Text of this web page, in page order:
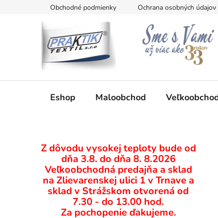
Obchodné podmienky Ochrana osobných údajov
Eshop Maloobchod
o
č
n
Z dôvodu vysokej teploty bude od
dňa 3.8. do dňa 8. 8.2026
Veľkoobchodná predajňa a sklad
na Zlievarenskej ulici 1 v Trnave a
sklad v Strážskom otvorená od
7.30 - do 13.00 hod.
Za pochopenie ďakujeme.